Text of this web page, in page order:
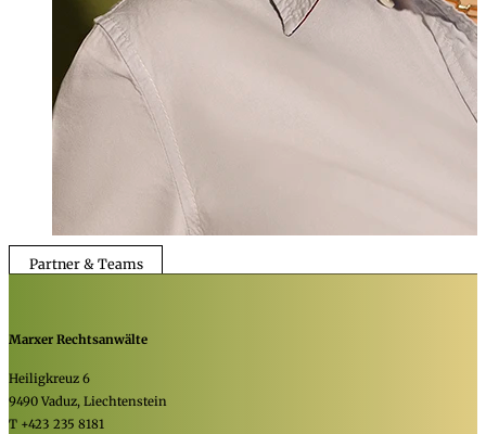
Partner & Teams
Marxer Rechtsanwälte
Heiligkreuz 6
9490 Vaduz, Liechtenstein
T +423 235 8181